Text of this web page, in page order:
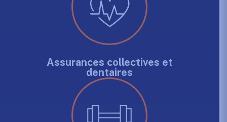
Assurances collectives et
dentaires